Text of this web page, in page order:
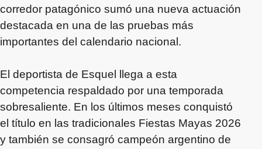
corredor patagónico sumó una nueva actuación
destacada en una de las pruebas más
importantes del calendario nacional.
El deportista de Esquel llega a esta
competencia respaldado por una temporada
sobresaliente. En los últimos meses conquistó
el título en las tradicionales Fiestas Mayas 2026
y también se consagró campeón argentino de